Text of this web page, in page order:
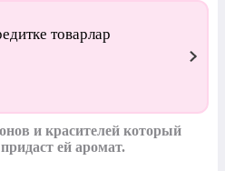
товарлар
и красителей который
ей аромат.